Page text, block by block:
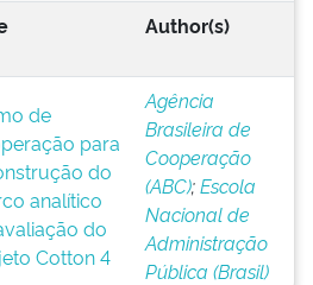
Author(s)
de
para
do
analítico
do
Cotton 4
Agência
Brasileira de
Cooperação
(ABC);Escola
Nacional de
Administração
Pública (Brasil)